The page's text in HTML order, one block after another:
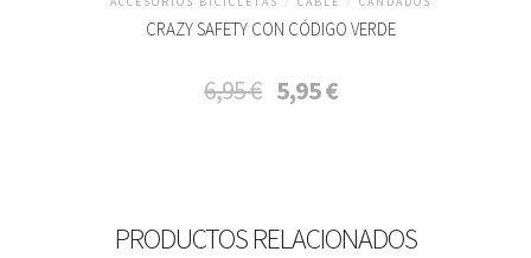
CRAZY SAFETY CON CÓDIGO VERDE
6,95€ precio
5,95€El
precio
PRODUCTOS RELACIONADOS